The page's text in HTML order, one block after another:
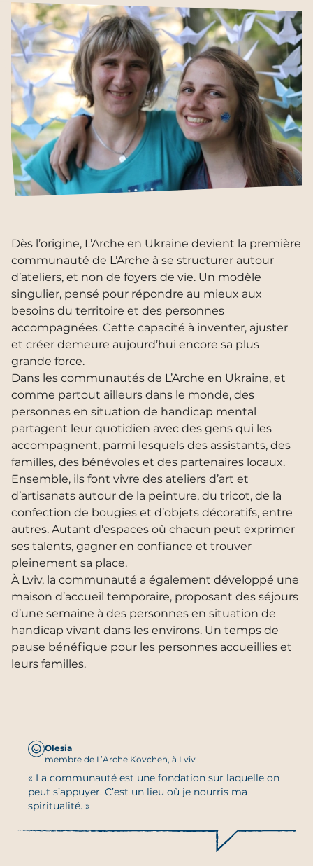
Dès l’origine, L’Arche en Ukraine devient la première
communauté de L’Arche à se structurer autour
d’ateliers, et non de foyers de vie. Un modèle
singulier, pensé pour répondre au mieux aux
besoins du territoire et des personnes
accompagnées. Cette capacité à inventer, ajuster
et créer demeure aujourd’hui encore sa plus
grande force.
Dans les communautés de L’Arche en Ukraine, et
comme partout ailleurs dans le monde, des
personnes en situation de handicap mental
partagent leur quotidien avec des gens qui les
accompagnent, parmi lesquels des assistants, des
familles, des bénévoles et des partenaires locaux.
Ensemble, ils font vivre des ateliers d’art et
d’artisanats autour de la peinture, du tricot, de la
confection de bougies et d’objets décoratifs, entre
autres. Autant d’espaces où chacun peut exprimer
ses talents, gagner en confiance et trouver
pleinement sa place.
À Lviv, la communauté a également développé une
maison d’accueil temporaire, proposant des séjours
d’une semaine à des personnes en situation de
handicap vivant dans les environs. Un temps de
pause bénéfique pour les personnes accueillies et
leurs familles.
Olesia
membre de L’Arche Kovcheh, à Lviv
« La communauté est une fondation sur laquelle on
peut s’appuyer. C’est un lieu où je nourris ma
spiritualité. »